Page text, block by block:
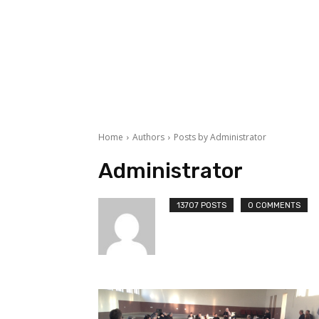
Home Authors Posts by Administrator
Administrator
13707 POSTS 0 COMMENTS